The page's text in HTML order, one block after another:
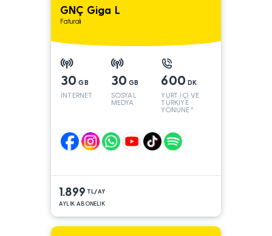
GNÇ Giga L
Faturalı
30 GB
İNTERNET
30 GB
SOSYAL
MEDYA
600 DK
YURT İÇİ VE
TÜRKİYE
YÖNÜNE*
1.899 TL/AY
AYLIK ABONELIK